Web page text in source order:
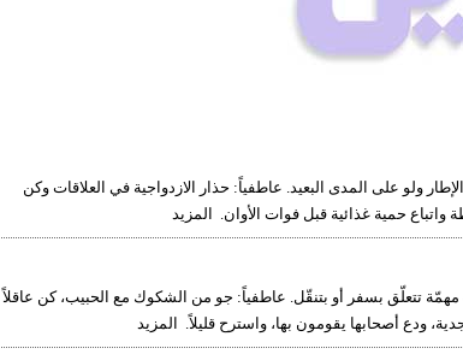
ولو على المدى البعيد. عاطفياً: حذار الازدواجية في العلاقات وكن
حمية غذائية قبل فوات الأوان. المزيد
مهمّة تتعلّق بسفر أو بتنقّل. عاطفياً: جو من الشكوك مع الحبيب، كن عاقلاً
ودع أصحابها يقومون بها، واسترح قليلاً. المزيد